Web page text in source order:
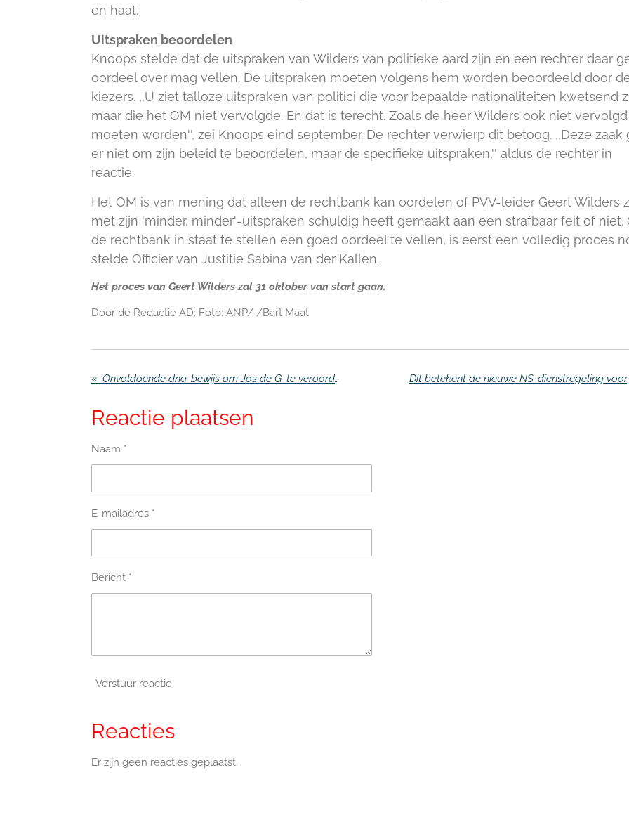
en haat.
Uitspraken beoordelen
Knoops stelde dat de uitspraken van Wilders van politieke aard zijn en een rechter daar
oordeel over mag vellen. De uitspraken moeten volgens hem worden beoordeeld door
kiezers. ,,U ziet talloze uitspraken van politici die voor bepaalde nationaliteiten kwetsend
maar die het OM niet vervolgde. En dat is terecht. Zoals de heer Wilders ook niet
moeten worden'', zei Knoops eind september. De rechter verwierp dit betoog. ,,Deze zaak
er niet om zijn beleid te beoordelen, maar de specifieke uitspraken,'' aldus de rechter in
reactie.
Het OM is van mening dat alleen de rechtbank kan oordelen of PVV-leider Geert Wilders
met zijn 'minder, minder'-uitspraken schuldig heeft gemaakt aan een strafbaar feit of niet.
de rechtbank in staat te stellen een goed oordeel te vellen, is eerst een volledig proces
stelde Officier van Justitie Sabina van der Kallen.
Het proces van Geert Wilders zal 31 oktober van start gaan.
Door de Redactie AD: Foto: ANP/ /Bart Maat
« 'Onvoldoende dna-bewijs om Jos de G. te veroordelen' Dit betekent de nieuwe NS-dienstregeling
Reactie plaatsen
Naam *
E-mailadres *
Bericht *
Verstuur reactie
Reacties
Er zijn geen reacties geplaatst.